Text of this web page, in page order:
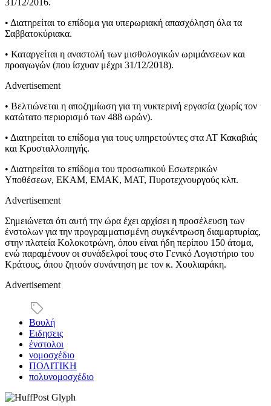
• Διατηρείται το επίδομα για υπερωριακή απασχόληση όλα τα
Σαββατοκύριακα.
• Καταργείται η αναστολή των μισθολογικών ωριμάνσεων και
προαγωγών (που ίσχυαν μέχρι 31/12/2018).
Advertisement
• Βελτιώνεται η αποζημίωση για τη νυκτερινή εργασία (χωρίς τον
κατώτατο περιορισμό των 488 ωρών).
• Διατηρείται το επίδομα για τους υπηρετούντες στα ΑΤ Κακαβιάς
και Κρυσταλλοπηγής.
• Διατηρείται το επίδομα του προσωπικού Εσωτερικών
Υποθέσεων, ΕΚΑΜ, ΕΜΑΚ, ΜΑΤ, Πυροτεχνουργούς κλπ.
Advertisement
Σημειώνεται ότι αυτή την ώρα έχει αρχίσει η προσέλευση των
ένστολων για την προγραμματισμένη συγκέντρωση διαμαρτυρίας,
στην πλατεία Κολοκοτρώνη, όπου είναι ήδη περίπου 150 άτομα,
ενώ παραμένουν οι συνάδελφοί τους στο Γενικό Λογιστήριο του
Κράτους, όπου ζητούν συνάντηση με τον κ. Χουλιαράκη.
Advertisement
Βουλή
Ειδησεις
ένστολοι
νομοσχέδιο
ΠΟΛΙΤΙΚΗ
πολυνομοσχέδιο